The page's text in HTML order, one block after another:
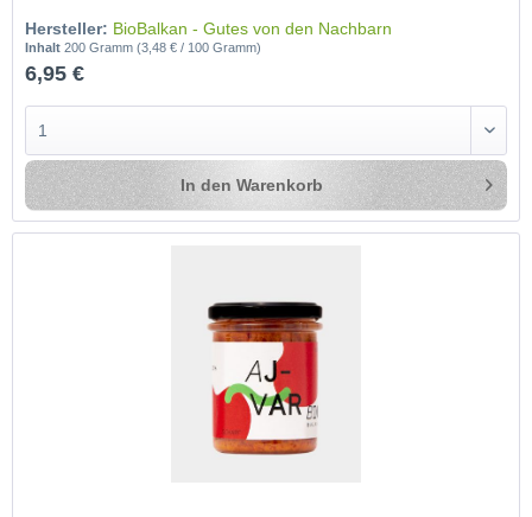
Hersteller: BioBalkan - Gutes von den Nachbarn
Inhalt200 Gramm(3,48 € / 100 Gramm)
6,95 €
In den Warenkorb